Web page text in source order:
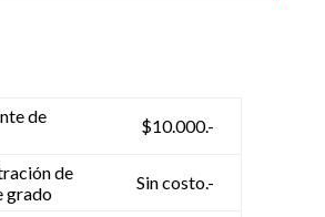
de
$10.000.-
de
grado
Sin costo.-